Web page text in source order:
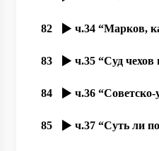
82
83
84
85